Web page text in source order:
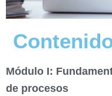
Módulo I:
de procesos